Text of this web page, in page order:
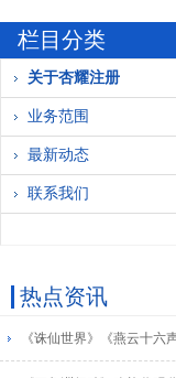
栏目分类
关于杏耀注册
业务范围
最新动态
联系我们
热点资讯